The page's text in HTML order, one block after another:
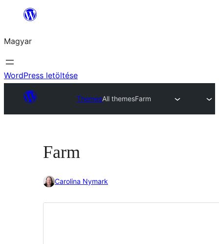
Ugrás
tartalomhoz
Magyar
WordPress letöltése
ThemesAll themesFarm
Farm
Carolina Nymark